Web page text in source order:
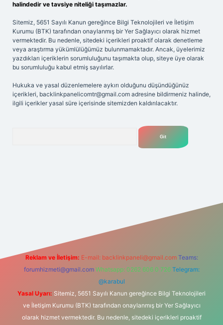
halindedir ve tavsiye niteliği taşımazlar.
Sitemiz, 5651 Sayılı Kanun gereğince Bilgi Teknolojileri ve İletişim
Kurumu (BTK) tarafından onaylanmış bir Yer Sağlayıcı olarak hizmet
vermektedir. Bu nedenle, sitedeki içerikleri proaktif olarak denetleme
veya araştırma yükümlülüğümüz bulunmamaktadır. Ancak, üyelerimiz
yazdıkları içeriklerin sorumluluğunu taşımakta olup, siteye üye olarak
bu sorumluluğu kabul etmiş sayılırlar.
Hukuka ve yasal düzenlemelere aykırı olduğunu düşündüğünüz
içerikleri, backlinkpanelicomtr@gmail.com adresine bildirmeniz halinde,
ilgili içerikler yasal süre içerisinde sitemizden kaldırılacaktır.
Reklam ve İletişim: E-mail: backlinkpaneli@gmail.com Teams:
forumhizmeti@gmail.com Whatsapp: 0262 606 0 726 Telegram:
@karabul
Yasal Uyarı: Sitemiz, 5651 Sayılı Kanun gereğince Bilgi Teknolojileri
ve İletişim Kurumu (BTK) tarafından onaylanmış bir Yer Sağlayıcı
olarak hizmet vermektedir. Bu nedenle, sitedeki içerikleri proaktif